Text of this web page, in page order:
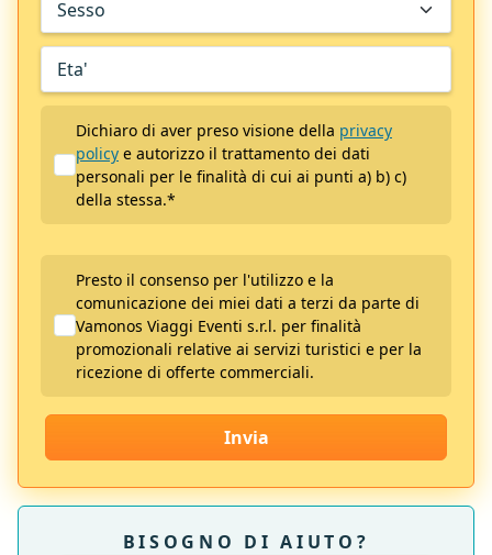
Dichiaro di aver preso visione della privacy
policy e autorizzo il trattamento dei dati
personali per le finalità di cui ai punti a) b) c)
della stessa.*
Presto il consenso per l'utilizzo e la
comunicazione dei miei dati a terzi da parte di
Vamonos Viaggi Eventi s.r.l. per finalità
promozionali relative ai servizi turistici e per la
ricezione di offerte commerciali.
Invia
BISOGNO DI AIUTO?